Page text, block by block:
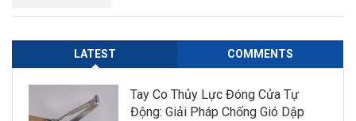
LATEST COMMENTS
Tay Co Thủy Lực Đóng Cửa Tự
Động: Giải Pháp Chống Gió Dập